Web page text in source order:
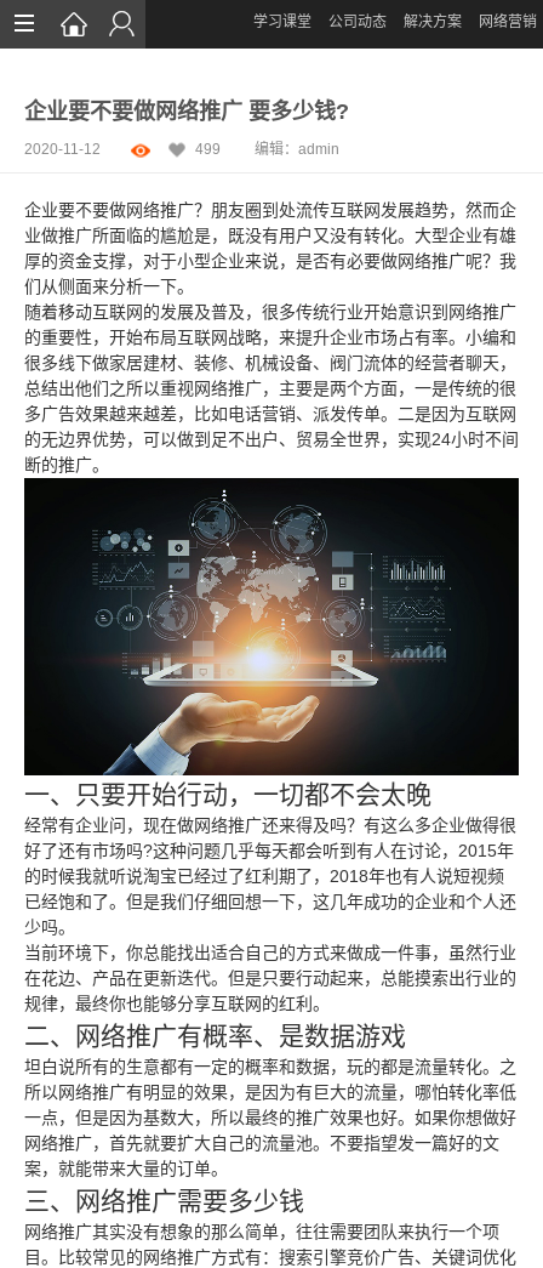
网站设计
微信开发
案例鉴赏
解决方案
服务
资讯
学习课堂 公司动态 解决方案 网络营销
企业要不要做网络推广 要多少钱?
2020-11-12 499 编辑： admin
企业要不要做网络推广？朋友圈到处流传互联网发展趋势，然而企
业做推广所面临的尴尬是，既没有用户又没有转化。大型企业有雄
厚的资金支撑，对于小型企业来说，是否有必要做网络推广呢？我
们从侧面来分析一下。
随着移动互联网的发展及普及，很多传统行业开始意识到网络推广
的重要性，开始布局互联网战略，来提升企业市场占有率。小编和
很多线下做家居建材、装修、机械设备、阀门流体的经营者聊天，
总结出他们之所以重视网络推广，主要是两个方面，一是传统的很
多广告效果越来越差，比如电话营销、派发传单。二是因为互联网
的无边界优势，可以做到足不出户、贸易全世界，实现24小时不间
断的推广。
一、只要开始行动，一切都不会太晚
经常有企业问，现在做网络推广还来得及吗？有这么多企业做得很
好了还有市场吗?这种问题几乎每天都会听到有人在讨论，2015年
的时候我就听说淘宝已经过了红利期了，2018年也有人说短视频
已经饱和了。但是我们仔细回想一下，这几年成功的企业和个人还
少吗。
当前环境下，你总能找出适合自己的方式来做成一件事，虽然行业
在花边、产品在更新迭代。但是只要行动起来，总能摸索出行业的
规律，最终你也能够分享互联网的红利。
二、网络推广有概率、是数据游戏
坦白说所有的生意都有一定的概率和数据，玩的都是流量转化。之
所以网络推广有明显的效果，是因为有巨大的流量，哪怕转化率低
一点，但是因为基数大，所以最终的推广效果也好。如果你想做好
网络推广，首先就要扩大自己的流量池。不要指望发一篇好的文
案，就能带来大量的订单。
三、网络推广需要多少钱
网络推广其实没有想象的那么简单，往往需要团队来执行一个项
目。比较常见的网络推广方式有：搜索引擎竞价广告、 关键词优化